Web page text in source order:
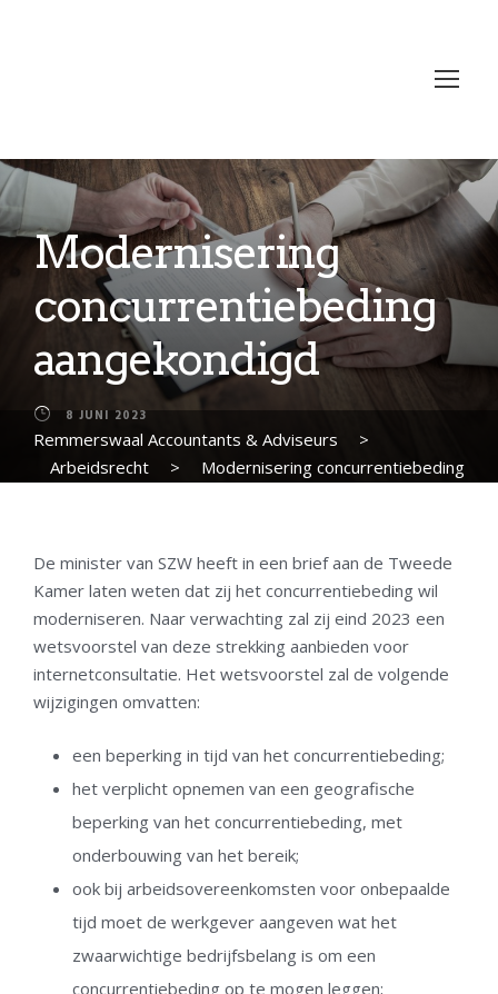
Modernisering
concurrentiebeding
aangekondigd
8 JUNI 2023
Remmerswaal Accountants & Adviseurs
>
Arbeidsrecht
>
Modernisering concurrentiebeding
De minister van SZW heeft in een brief aan de Tweede
Kamer laten weten dat zij het concurrentiebeding wil
moderniseren. Naar verwachting zal zij eind 2023 een
wetsvoorstel van deze strekking aanbieden voor
internetconsultatie. Het wetsvoorstel zal de volgende
wijzigingen omvatten:
een beperking in tijd van het concurrentiebeding;
het verplicht opnemen van een geografische
beperking van het concurrentiebeding, met
onderbouwing van het bereik;
ook bij arbeidsovereenkomsten voor onbepaalde
tijd moet de werkgever aangeven wat het
zwaarwichtige bedrijfsbelang is om een
concurrentiebeding op te mogen leggen;